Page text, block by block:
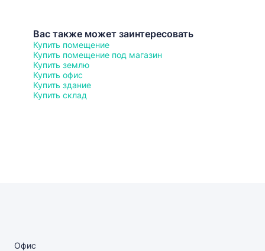
Вас также может заинтересовать
Купить помещение
Купить помещение под магазин
Купить землю
Купить офис
Купить здание
Купить склад
Офис